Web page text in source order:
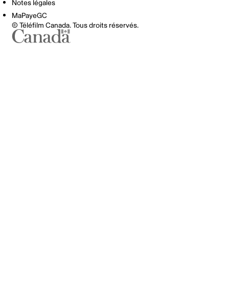
Notes légales
MaPayeGC
© Téléfilm Canada. Tous droits réservés.